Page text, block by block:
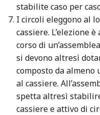
stabilite caso per
I circoli eleggono al
cassiere. L’elezione
corso di
si devono altresì
composto da almeno
al cassiere.
spetta altresì
cassiere e attivo di